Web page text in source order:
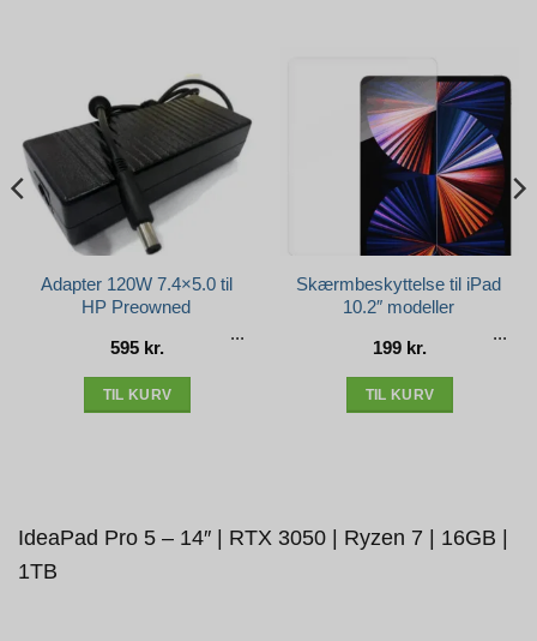
Adapter 120W 7.4×5.0 til
HP Preowned
595 kr.
TIL KURV
Skærmbeskyttelse til iPad
10.2″ modeller
199 kr.
TIL KURV
IdeaPad Pro 5 – 14″ | RTX 3050 | Ryzen 7 | 16GB |
1TB